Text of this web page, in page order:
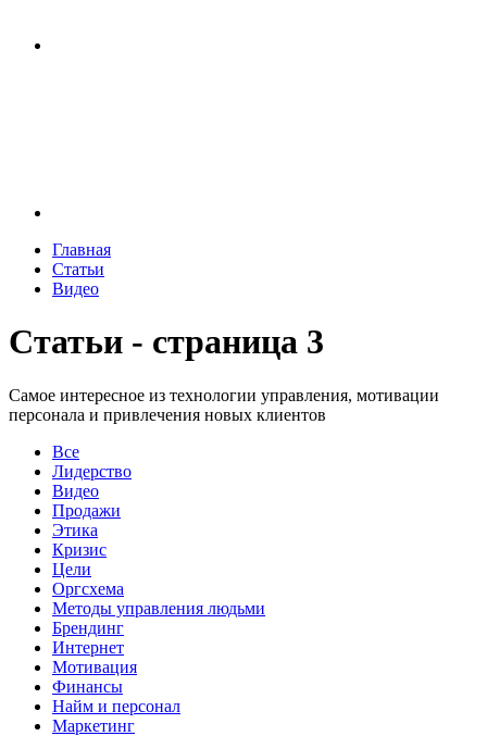
Главная
Статьи
Видео
Статьи - страница 3
Самое интересное из технологии управления, мотивации
персонала и привлечения новых клиентов
Все
Лидерство
Видео
Продажи
Этика
Кризис
Цели
Оргсхема
Методы управления людьми
Брендинг
Интернет
Мотивация
Финансы
Найм и персонал
Маркетинг